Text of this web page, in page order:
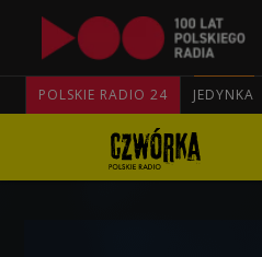
POLSKIE RADIO 24 JEDYNKA